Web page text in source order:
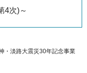
4次)～
・淡路大震災30年記念事業